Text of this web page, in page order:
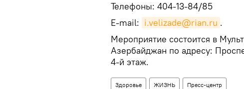
Телефоны: 404-13-84/85
E-mail: i.velizade@rian.ru .
Мероприятие состоится в
Азербайджан по адресу:
4-й этаж.
Здоровье ЖИЗНЬ Пресс-центр